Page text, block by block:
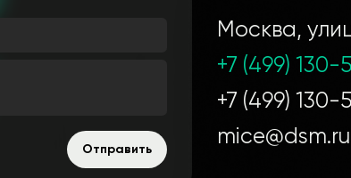
Отправить
Москва,
+7 (499) 130-
+7 (499) 130-
mice@dsm.ru